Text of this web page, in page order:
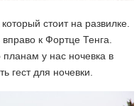
стоит на развилке.
к Фортце Тенга.
у нас ночевка в
гест для ночевки.